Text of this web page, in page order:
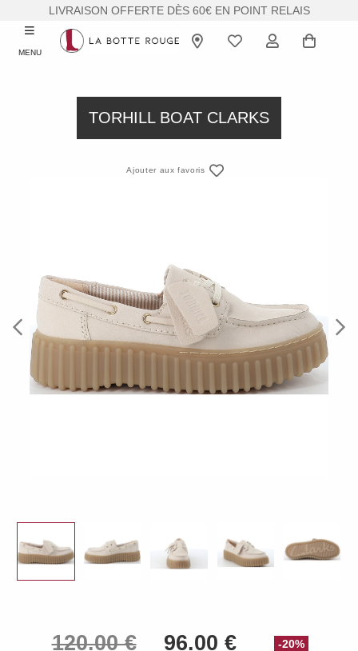
LIVRAISON OFFERTE DÈS 60€ EN POINT RELAIS
MENU
TORHILL BOAT CLARKS
Ajouter aux favoris
Previous Next
-20%